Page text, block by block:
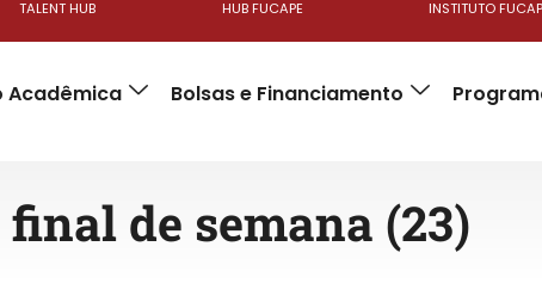
TALENT HUB HUB FUCAPE INSTITUTO
Acadêmica Bolsas e Financiamento
de semana (23)